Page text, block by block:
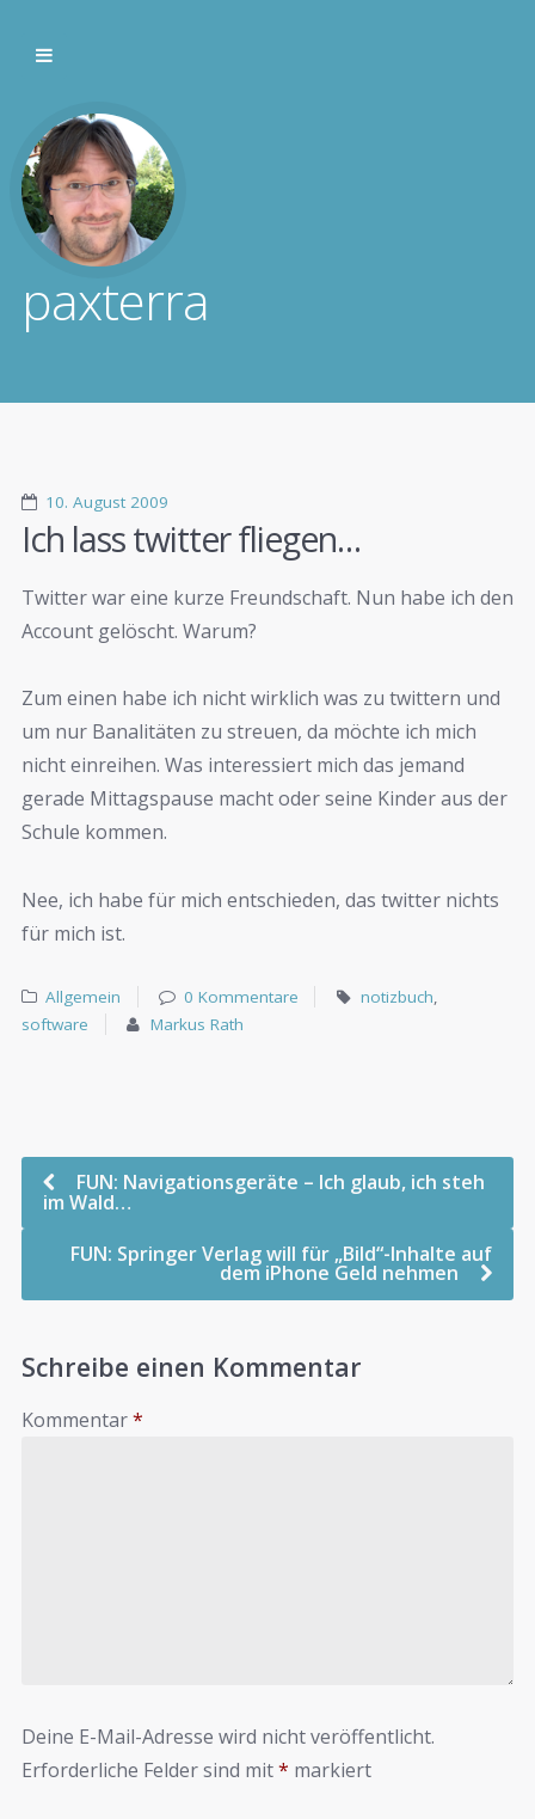
paxterra
10. August 2009
Ich lass twitter fliegen…
Twitter war eine kurze Freundschaft. Nun habe ich den
Account gelöscht. Warum?
Zum einen habe ich nicht wirklich was zu twittern und
um nur Banalitäten zu streuen, da möchte ich mich
nicht einreihen. Was interessiert mich das jemand
gerade Mittagspause macht oder seine Kinder aus der
Schule kommen.
Nee, ich habe für mich entschieden, das twitter nichts
für mich ist.
Allgemein 0 Kommentare notizbuch,
software
Markus Rath
FUN: Navigationsgeräte – Ich glaub, ich steh
im Wald…
FUN: Springer Verlag will für „Bild“-Inhalte auf
dem iPhone Geld nehmen
Schreibe einen Kommentar
Kommentar*
Deine E-Mail-Adresse wird nicht veröffentlicht.
Erforderliche Felder sind mit* markiert